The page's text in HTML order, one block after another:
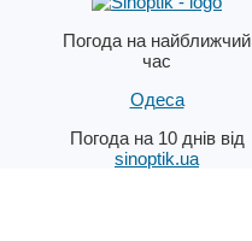
Погода на найближчий
час
Одеса
Погода на 10 днів від
sinoptik.ua